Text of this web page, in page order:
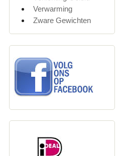
Verwarming
Zware Gewichten